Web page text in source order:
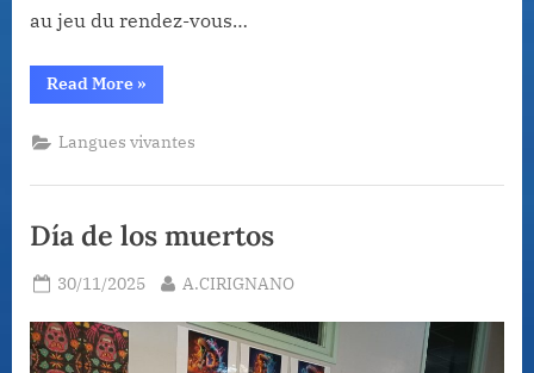
au jeu du rendez-vous…
Read More“Elèves?
…
acteurs
plutôt!”
»
Langues vivantes
Día de los muertos
Posted
30/11/2025 By
A.CIRIGNANO